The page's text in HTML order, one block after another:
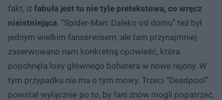
fakt, iż fabuła jest tu nie tyle pretekstowa, co wręcz
nieistniejąca. “Spider-Man: Daleko od domu” też był
jednym wielkim fanserwisem, ale tam przynajmniej
zaserwowano nam konkretną opowieść, która
popchnęła losy głównego bohatera w nowe rejony. W
tym przypadku nie ma o tym mowy. Trzeci “Deadpool”
powstał wyłącznie po to, by fani znów mogli popatrzeć,